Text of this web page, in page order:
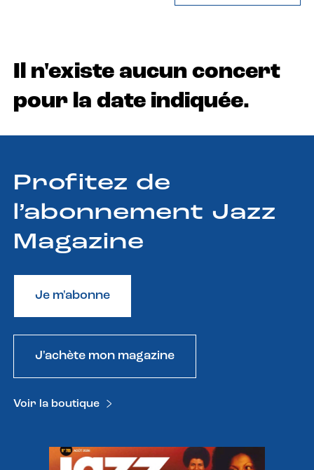
Il n'existe aucun concert
pour la date indiquée.
Profitez de
l’abonnement Jazz
Magazine
Je m'abonne
J'achète mon magazine
Voir la boutique